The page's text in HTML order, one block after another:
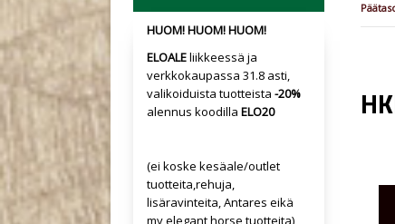
HUOM! HUOM! HUOM!
ELOALEliikkeessä ja
verkkokaupassa 31.8 asti,
valikoiduista tuotteista -20%
alennus koodilla ELO20
(ei koske kesäale/outlet
tuotteita,rehuja,
lisäravinteita, Antares eikä
my elegant horse tuotteita)